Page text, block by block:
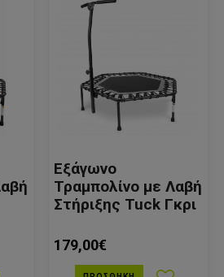
Εξάγωνο
Τραμπολίνο με Λαβή
Στήριξης Tuck Γκρι
179,00€